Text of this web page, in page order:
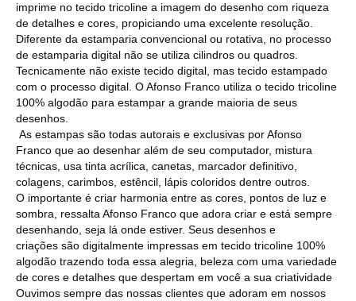
imprime no tecido tricoline a imagem do desenho com riqueza
de detalhes e cores, propiciando uma excelente resolução.
Diferente da estamparia convencional ou rotativa, no processo
de estamparia digital não se utiliza cilindros ou quadros.
Tecnicamente não existe tecido digital, mas tecido estampado
com o processo digital. O Afonso Franco utiliza o tecido tricoline
100% algodão para estampar a grande maioria de seus
desenhos.
As estampas são todas autorais e exclusivas por Afonso
Franco que ao desenhar além de seu computador, mistura
técnicas, usa tinta acrílica, canetas, marcador definitivo,
colagens, carimbos, estêncil, lápis coloridos dentre outros.
O importante é criar harmonia entre as cores, pontos de luz e
sombra, ressalta Afonso Franco que adora criar e está sempre
desenhando, seja lá onde estiver. Seus desenhos e
criações são digitalmente impressas em tecido tricoline 100%
algodão trazendo toda essa alegria, beleza com uma variedade
de cores e detalhes que despertam em você a sua criatividade
Ouvimos sempre das nossas clientes que adoram em nossos